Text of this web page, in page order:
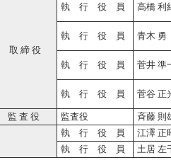
取 締 役
執 行 役 員 高橋 利
執 行 役 員 青木 勇
執 行 役 員 菅井 準
執 行 役 員 菅谷 正
監 査 役
監査役
斉藤 則
執 行 役 員
江澤 正
執 行 役 員
土居 左